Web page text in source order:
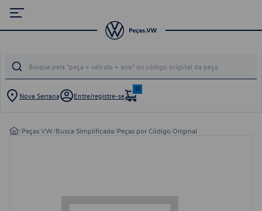
Nova Serrana Entre/registre-se
0
/Peças VW/Busca Simplificada/Peças por Código Original